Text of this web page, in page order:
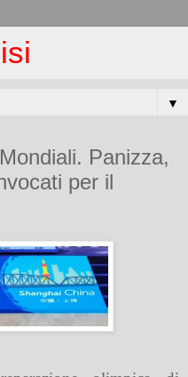
▼
Panizza,
per il